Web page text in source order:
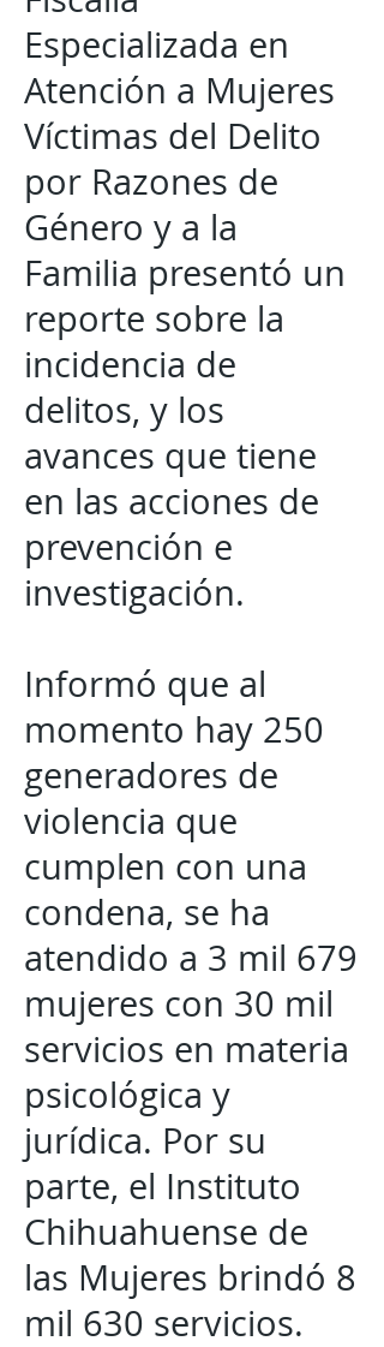
Especializada en
Atención a Mujeres
Víctimas del Delito
por Razones de
Género y a la
Familia presentó un
reporte sobre la
incidencia de
delitos, y los
avances que tiene
en las acciones de
prevención e
investigación.
Informó que al
momento hay 250
generadores de
violencia que
cumplen con una
condena, se ha
atendido a 3 mil 679
mujeres con 30 mil
servicios en materia
psicológica y
jurídica. Por su
parte, el Instituto
Chihuahuense de
las Mujeres brindó 8
mil 630 servicios.